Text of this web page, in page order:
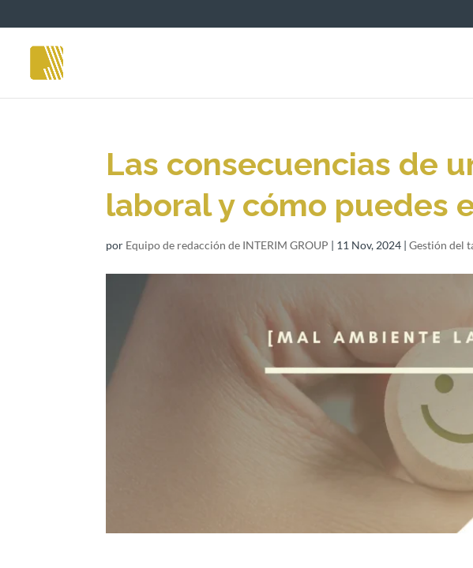
Las consecuencias de
laboral y cómo puedes
por Equipo de redacción de INTERIM GROUP | 11 Nov, 2024 |Gestión del